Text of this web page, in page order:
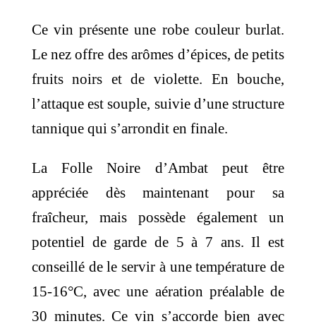
Ce vin présente une robe couleur burlat.
Le nez offre des arômes d’épices, de petits
fruits noirs et de violette. En bouche,
l’attaque est souple, suivie d’une structure
tannique qui s’arrondit en finale. ​
La Folle Noire d’Ambat peut être
appréciée dès maintenant pour sa
fraîcheur, mais possède également un
potentiel de garde de 5 à 7 ans. Il est
conseillé de le servir à une température de
15-16°C, avec une aération préalable de
30 minutes. Ce vin s’accorde bien avec